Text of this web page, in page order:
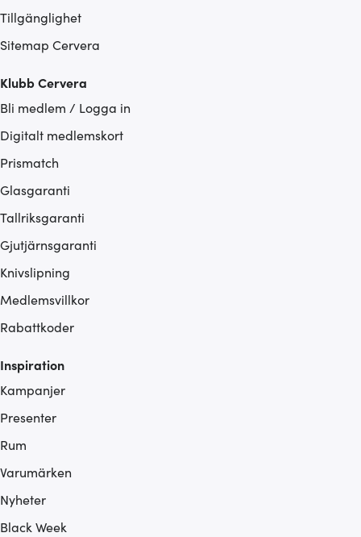
Tillgänglighet
Sitemap Cervera
Klubb Cervera
Bli medlem / Logga in
Digitalt medlemskort
Prismatch
Glasgaranti
Tallriksgaranti
Gjutjärnsgaranti
Knivslipning
Medlemsvillkor
Rabattkoder
Inspiration
Kampanjer
Presenter
Rum
Varumärken
Nyheter
Black Week